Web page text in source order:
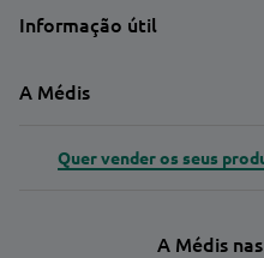
Informação útil
A Médis
Quer vender os seus
A Médis